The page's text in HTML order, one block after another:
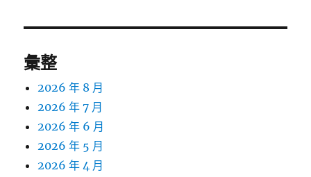
彙整
2026 年 8 月
2026 年 7 月
2026 年 6 月
2026 年 5 月
2026 年 4 月